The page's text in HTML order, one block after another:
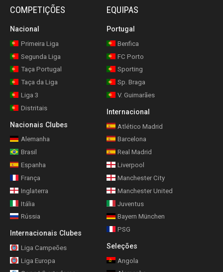
COMPETIÇÕES
Nacional
Primeira Liga
Segunda Liga
Taça Portugal
Taça da Liga
Liga 3
Distritais
Nacionais Clubes
Alemanha
Brasil
Espanha
França
Inglaterra
Itália
Rússia
Internacionais Clubes
Liga Campeões
Liga Europa
EQUIPAS
Portugal
Benfica
FC Porto
Sporting
Sp. Braga
V. Guimarães
Internacional
Atlético Madrid
Barcelona
Real Madrid
Liverpool
Manchester City
Manchester United
Juventus
Bayern München
PSG
Seleções
Angola